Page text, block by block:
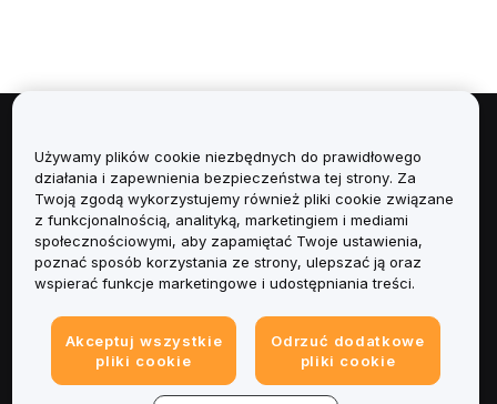
Informacje
Usługi
Obsługa Klienta
Informacje prawne
Używamy plików cookie niezbędnych do prawidłowego
działania i zapewnienia bezpieczeństwa tej strony. Za
Twoją zgodą wykorzystujemy również pliki cookie związane
z funkcjonalnością, analityką, marketingiem i mediami
społecznościowymi, aby zapamiętać Twoje ustawienia,
poznać sposób korzystania ze strony, ulepszać ją oraz
wspierać funkcje marketingowe i udostępniania treści.
Akceptuj wszystkie
pliki cookie
Odrzuć dodatkowe
pliki cookie